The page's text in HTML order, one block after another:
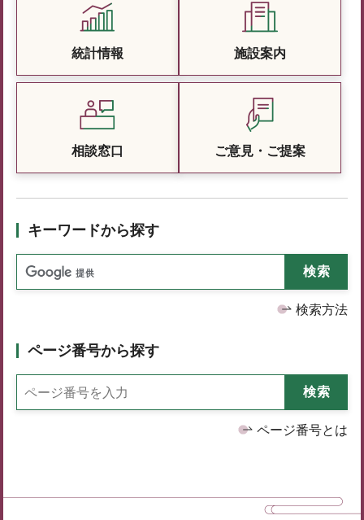
統計情報 施設案内
相談窓口 ご意見・ご提案
キーワードから探す
検索方法
ページ番号から探す
ページ番号とは